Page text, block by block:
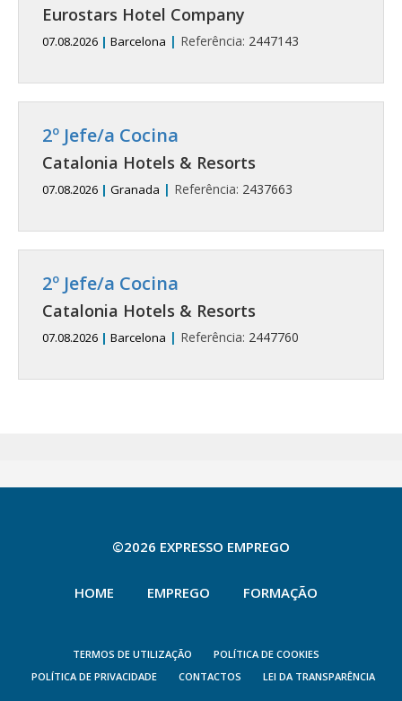
Eurostars Hotel Company
07.08.2026 | Barcelona | Referência: 2447143
2º Jefe/a Cocina
Catalonia Hotels & Resorts
07.08.2026 | Granada | Referência: 2437663
2º Jefe/a Cocina
Catalonia Hotels & Resorts
07.08.2026 | Barcelona | Referência: 2447760
©2026 EXPRESSO EMPREGO
HOME EMPREGO FORMAÇÃO
TERMOS DE UTILIZAÇÃO
POLÍTICA DE COOKIES
POLÍTICA DE PRIVACIDADE
CONTACTOS LEI DA TRANSPARÊNCIA